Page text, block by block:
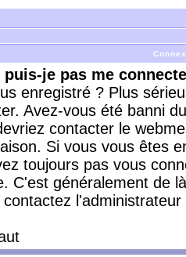
puis-je pas me
enregistré ? Plus
Avez-vous été banni
contacter le
Si vous vous êtes
toujours pas vous
C'est généralement de